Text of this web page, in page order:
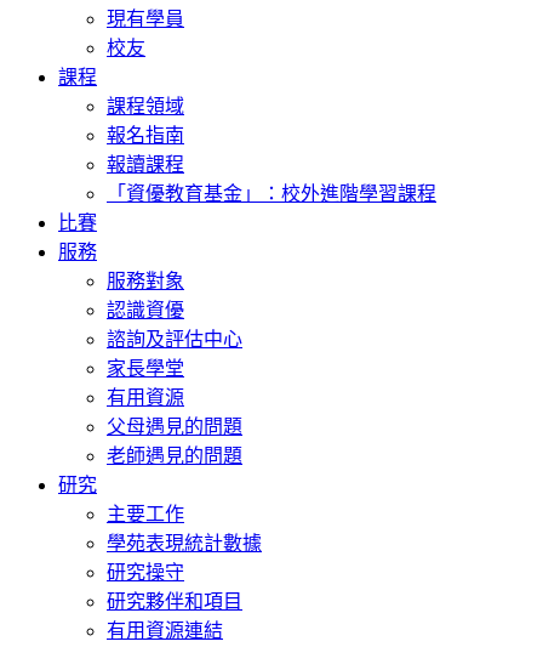
現有學員
校友
課程
課程領域
報名指南
報讀課程
「資優教育基金」：校外進階學習課程
比賽
服務
服務對象
認識資優
諮詢及評估中心
家長學堂
有用資源
父母遇見的問題
老師遇見的問題
研究
主要工作
學苑表現統計數據
研究操守
研究夥伴和項目
有用資源連結